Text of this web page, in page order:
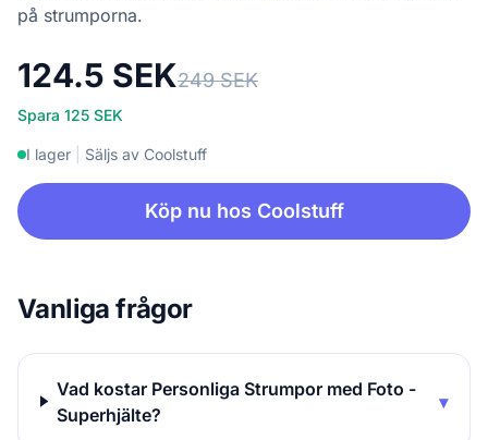
på strumporna.
124.5 SEK249 SEK
Spara 125 SEK
I lager Säljs av Coolstuff
Köp nu hos Coolstuff
Vanliga frågor
Vad kostar Personliga Strumpor med Foto -
Superhjälte?
▾